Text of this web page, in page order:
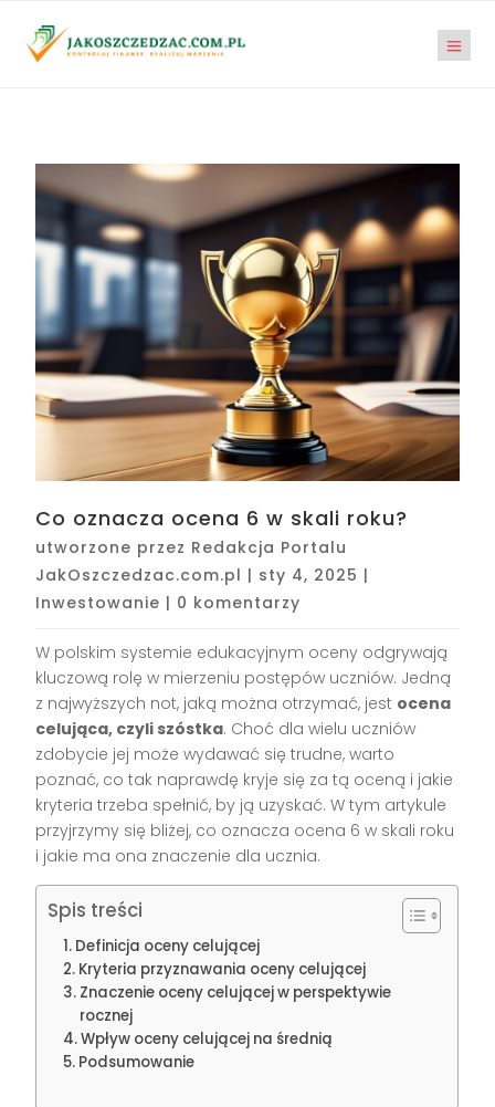
Co oznacza ocena 6 w skali roku?
utworzone przez Redakcja Portalu
JakOszczedzac.com.pl | sty 4, 2025 |
Inwestowanie | 0 komentarzy
W polskim systemie edukacyjnym oceny odgrywają
kluczową rolę w mierzeniu postępów uczniów. Jedną
z najwyższych not, jaką można otrzymać, jest ocena
celująca, czyli szóstka. Choć dla wielu uczniów
zdobycie jej może wydawać się trudne, warto
poznać, co tak naprawdę kryje się za tą oceną i jakie
kryteria trzeba spełnić, by ją uzyskać. W tym artykule
przyjrzymy się bliżej, co oznacza ocena 6 w skali roku
i jakie ma ona znaczenie dla ucznia.
Spis treści
Definicja oceny celującej
Kryteria przyznawania oceny celującej
Znaczenie oceny celującej w perspektywie
rocznej
Wpływ oceny celującej na średnią
Podsumowanie